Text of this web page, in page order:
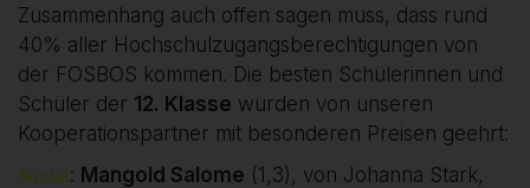
Zusammenhang auch offen sagen muss, dass rund
40% aller Hochschulzugangsberechtigungen von
der FOSBOS kommen. Die besten Schülerinnen und
Schüler der 12. Klasse wurden von unseren
Kooperationspartner mit besonderen Preisen geehrt:
Sozial: Mangold Salome (1,3), von Johanna Stark,